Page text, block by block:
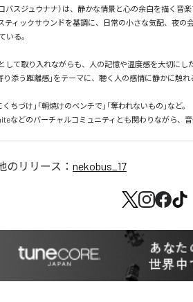
バスジュウナナ）は、静かな情景と心の余白を描く音楽
ティックサウンドを基調に、日常の小さな気配、夜
いる。
して取り入れながらも、人の記憶や温度感を大切にし
寄り添う距離感」をテーマに、聴く人の感情に静かに触
ちづけ」「朝焼けのベンチで」「奪われないもの」など。
などのバーチャルコミュニティとも関わりながら、
のリリース： nekobus_17